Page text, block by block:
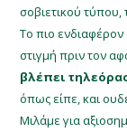
σοβιετικού τύπου,
Το πιο
στιγμή πριν τον
βλέπει
όπως είπε, και
Μιλάμε για